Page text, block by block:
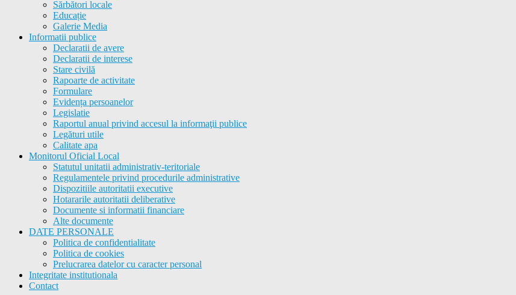
Sărbători locale
Educație
Galerie Media
Informatii publice
Declaratii de avere
Declaratii de interese
Stare civilă
Rapoarte de activitate
Formulare
Evidența persoanelor
Legislatie
Raportul anual privind accesul la informaţii publice
Legături utile
Calitate apa
Monitorul Oficial Local
Statutul unitatii administrativ-teritoriale
Regulamentele privind procedurile administrative
Dispozitiile autoritatii executive
Hotararile autoritatii deliberative
Documente si informatii financiare
Alte documente
DATE PERSONALE
Politica de confidentialitate
Politica de cookies
Prelucrarea datelor cu caracter personal
Integritate institutionala
Contact